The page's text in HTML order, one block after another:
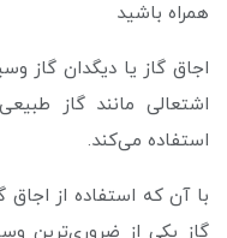
همراه باشید
اجاق گاز یا دیگدان گاز
اشتعالی مانند گاز
استفاده می‌کند.
با آن که استفاده از اجاق